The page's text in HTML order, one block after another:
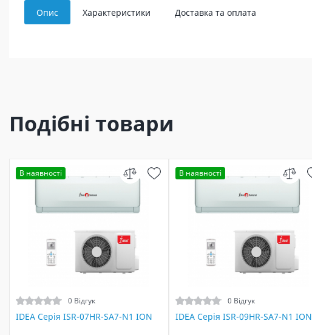
Опис Характеристики Доставка та оплата
Подібні товари
В наявності
0 Відгук
IDEA Серія ISR-07HR-SA7-N1 ION
В наявності
0 Відгук
IDEA Серія ISR-09HR-SA7-N1 ION